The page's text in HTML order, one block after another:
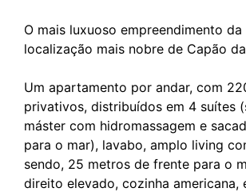
O mais luxuoso empreendimento da
localização mais nobre de Capão
Um apartamento por andar, com
privativos, distribuídos em 4 suítes
máster com hidromassagem e
para o mar), lavabo, amplo living
sendo, 25 metros de frente para o
direito elevado, cozinha americana,